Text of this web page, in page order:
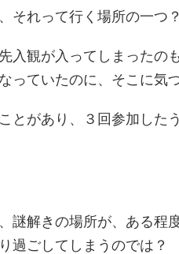
それって行く場所の一つ？
入観が入ってしまったの
っていたのに、そこに気
とがあり、３回参加した
謎解きの場所が、ある程
過ごしてしまうのでは？